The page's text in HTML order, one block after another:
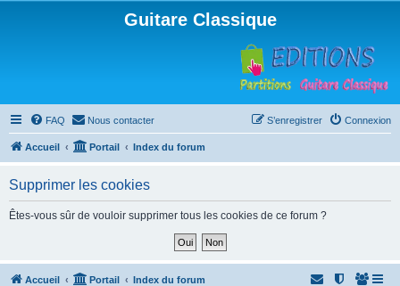
Guitare Classique
FAQ Nous contacter Connexion
S’enregistrer
Accueil Portail Index du forum
Supprimer les cookies
Êtes-vous sûr de vouloir supprimer tous les cookies de ce forum ?
Accueil Portail Index du forum